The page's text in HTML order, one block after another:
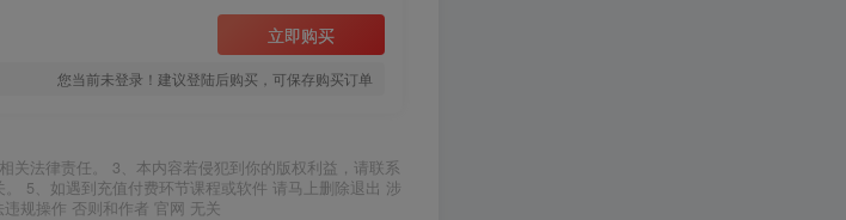
立即购买
您当前未登录！建议登陆后购买，可保存购买订单
关法律责任。 3、本内容若侵犯到你的版权利益，请联系
5、如遇到充值付费环节课程或软件 请马上删除退出 涉
规操作 否则和作者 官网 无关